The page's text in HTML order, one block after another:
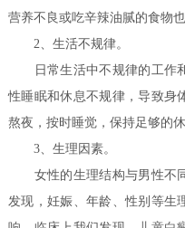
营养不良或吃辛辣油腻的食物
2、生活不规律。
日常生活中不规律的工作
性睡眠和休息不规律，导致身
熬夜，按时睡觉，保持足够的
3、生理因素。
女性的生理结构与男性不
发现，妊娠、年龄、性别等生